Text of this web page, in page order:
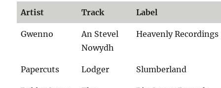
Artist Track Label
Gwenno
An Stevel
Nowydh
Heavenly Recordings
Papercuts Lodger Slumberland